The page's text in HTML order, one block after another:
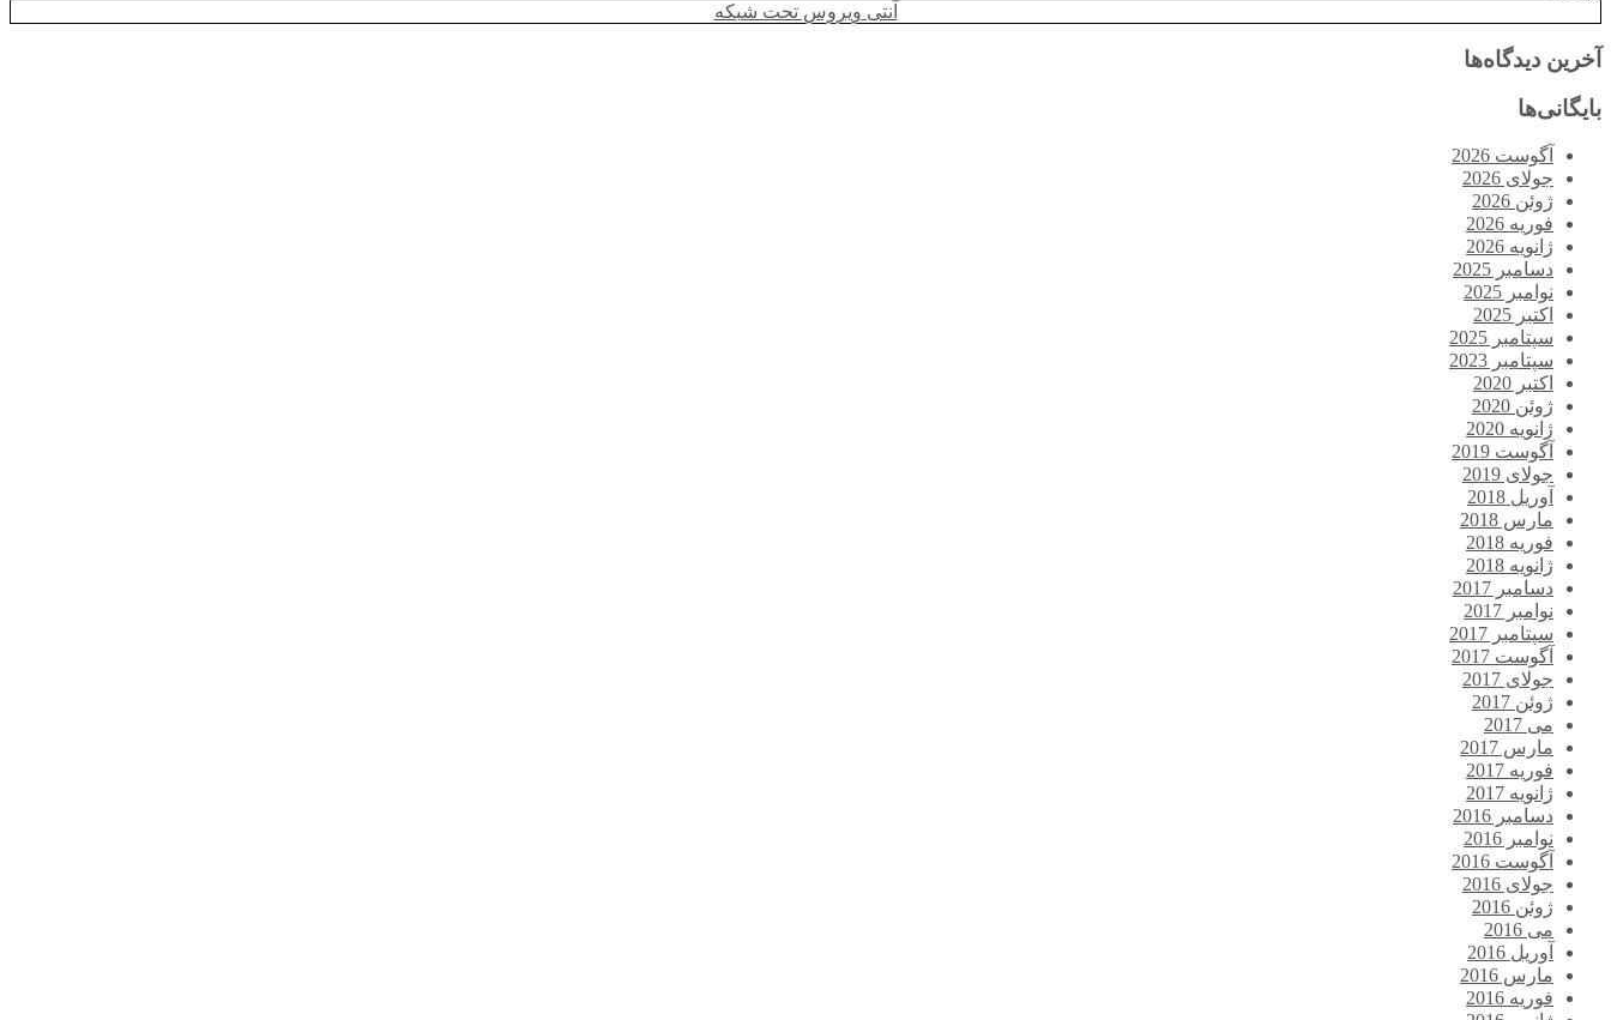
آنتی ویروس تحت شبکه
آخرین دیدگاه‌ها
بایگانی‌ها
آگوست 2026
جولای 2026
ژوئن 2026
فوریه 2026
ژانویه 2026
دسامبر 2025
نوامبر 2025
اکتبر 2025
سپتامبر 2025
سپتامبر 2023
اکتبر 2020
ژوئن 2020
ژانویه 2020
آگوست 2019
جولای 2019
آوریل 2018
مارس 2018
فوریه 2018
ژانویه 2018
دسامبر 2017
نوامبر 2017
سپتامبر 2017
آگوست 2017
جولای 2017
ژوئن 2017
می 2017
مارس 2017
فوریه 2017
ژانویه 2017
دسامبر 2016
نوامبر 2016
آگوست 2016
جولای 2016
ژوئن 2016
می 2016
آوریل 2016
مارس 2016
فوریه 2016